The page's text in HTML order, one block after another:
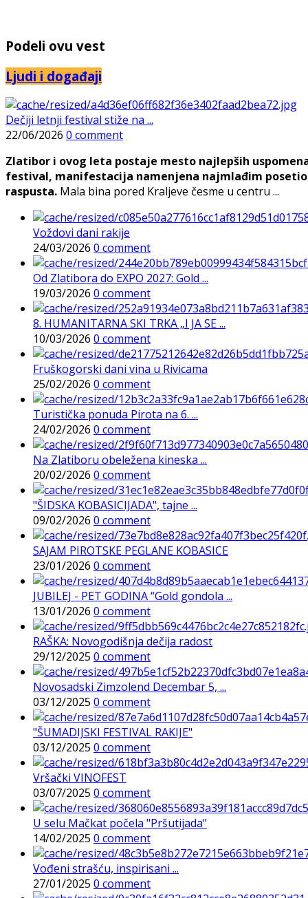
Podeli ovu vest
Ljudi i događaji
Dečiji letnji festival stiže na ...
22/06/2026 0 comment
Zlatibor i ovog leta postaje mesto najlepših
festival, manifestacija namenjena najmlađim
raspusta. Mala bina pored Kraljeve česme u centru ...
Voždovi dani rakije
24/03/2026 0 comment
Od Zlatibora do EXPO 2027: Gold ...
19/03/2026 0 comment
8. HUMANITARNA SKI TRKA „I JA SE ...
10/03/2026 0 comment
Fruškogorski dani vina u Rivicama
25/02/2026 0 comment
Turistička ponuda Pirota na 6. ...
24/02/2026 0 comment
Na Zlatiboru obeležena kineska ...
20/02/2026 0 comment
"ŠIDSKA KOBASICIJADA", tajne ...
09/02/2026 0 comment
SAJAM PIROTSKE PEGLANE KOBASICE
23/01/2026 0 comment
JUBILEJ - PET GODINA “Gold gondola ...
13/01/2026 0 comment
RAŠKA: Novogodišnja dečija radost
29/12/2025 0 comment
Novosadski Zimzolend Decembar 5, ...
03/12/2025 0 comment
"ŠUMADIJSKI FESTIVAL RAKIJE"
03/12/2025 0 comment
Vršački VINOFEST
03/07/2025 0 comment
U selu Mačkat počela "Pršutijada"
14/02/2025 0 comment
Vođeni strašću, inspirisani ...
27/01/2025 0 comment